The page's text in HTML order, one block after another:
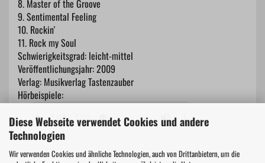
Diese Webseite verwendet Cookies und andere
Technologien
Wir verwenden Cookies und ähnliche Technologien, auch von Drittanbietern, um die
8. Master of the Groove
9. Sentimental Feeling
10. Rockin'
11. Rock my Soul
Schwierigkeitsgrad: leicht-mittel
Veröffentlichungsjahr: 2009
Verlag: Musikverlag Tastenzauber
Hörbeispiele: